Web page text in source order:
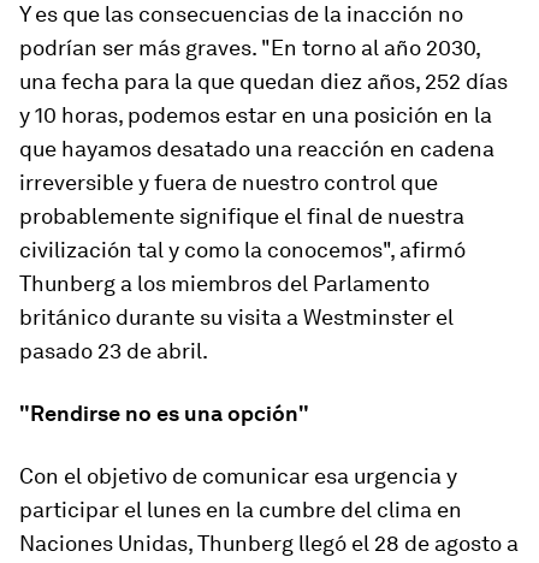
Y es que las consecuencias de la inacción no
podrían ser más graves. "En torno al año 2030,
una fecha para la que quedan diez años, 252 días
y 10 horas, podemos estar en una posición en la
que hayamos desatado una reacción en cadena
irreversible y fuera de nuestro control que
probablemente signifique el final de nuestra
civilización tal y como la conocemos", afirmó
Thunberg a los miembros del Parlamento
británico durante su visita a Westminster el
pasado 23 de abril.
"Rendirse no es una opción"
Con el objetivo de comunicar esa urgencia y
participar el lunes en la cumbre del clima en
Naciones Unidas, Thunberg llegó el 28 de agosto a